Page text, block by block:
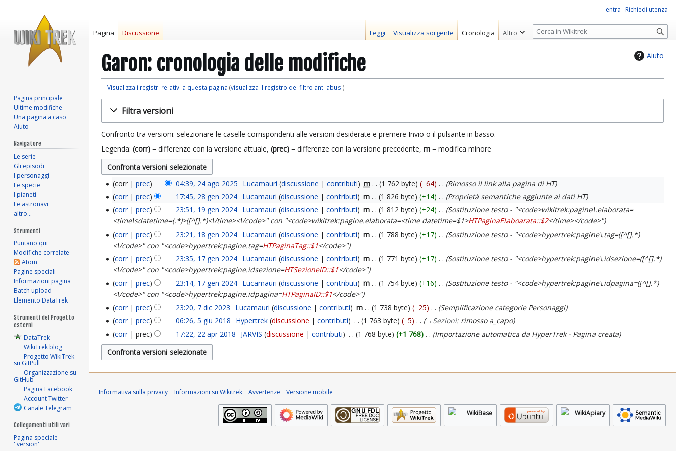
Aiuto
Garon: cronologia delle modifiche
Visualizza i registri relativi a questa pagina (visualizza il registro del filtro anti abusi)
navigazione
ricerca
Filtra versioni
Confronto tra versioni: selezionare le caselle corrispondenti alle versioni desiderate e premere Invio o il pulsante in basso.
Legenda: (corr) = differenze con la versione attuale, (prec) = differenze con la versione precedente, m = modifica minore
corr prec 04:39, 24 ago 2025 Lucamauri discussione contributi m 1 762 byte −64 Rimosso il link alla pagina di HT
corr prec 17:45, 28 gen 2024 Lucamauri discussione contributi m 1 826 byte +14 Proprietà semantiche aggiunte ai dati HT
4
corr prec 23:51, 19 gen 2024 Lucamauri discussione contributi m 1 812 byte +24
Sostituzione testo - "<code>wikitrek:pagine\.elaborata=
<time\sdatetime=(.*)>([^[].*)<\/time><\/code>" con "<code>wikitrek:pagine.elaborata=<time datetime=$1>HTPaginaElaboarata::$2</time></code>"
4
corr prec 23:21, 18 gen 2024 Lucamauri discussione contributi m 1 788 byte +17
Sostituzione testo - "<code>hypertrek:pagine\.tag=([^[].*)
<\/code>" con "<code>hypertrek:pagine.tag=HTPaginaTag::$1</code>"
2
0
4
corr prec 23:35, 17 gen 2024 Lucamauri discussione contributi m 1 771 byte +17
Sostituzione testo - "<code>hypertrek:pagine\.idsezione=([^[].*)
<\/code>" con "<code>hypertrek:pagine.idsezione=HTSezioneID::$1</code>"
corr
prec 23:14, 17 gen 2024 Lucamauri discussione contributi m 1 754 byte +16
Sostituzione testo - "<code>hypertrek:pagine\.idpagina=([^[].*)
<\/code>" con "<code>hypertrek:pagine.idpagina=HTPaginaID::$1</code>"
i
c
0
corr prec 23:20, 7 dic 2023 Lucamauri discussione contributi m 1 738 byte −25 Semplificazione categorie Personaggi
g
i
u
2
corr prec 06:26, 5 giu 2018 Hypertrek discussione contributi 1 763 byte −5 → Sezioni: rimosso a_capo
a
p
corr prec 17:22, 22 apr 2018 JARVIS discussione contributi 1 768 byte +1 768 Importazione automatica da HyperTrek - Pagina creata
entra Richiedi utenza
Pagina Discussione Leggi Visualizza sorgente Cronologia Altro
R
i
r
Pagina principale
Ultime modifiche
Una pagina a caso
Aiuto
Navigatore
Le serie
Gli episodi
I personaggi
Le specie
I pianeti
Le astronavi
altro…
Strumenti
Puntano qui
Modifiche correlate
Atom
Pagine speciali
Informazioni pagina
Batch upload
Elemento DataTrek
Strumenti del Progetto
esterni
DataTrek
WikiTrek blog
Progetto WikiTrek
su GitPull
Organizzazione su
GitHub
Pagina Facebook
Account Twitter
Canale Telegram
Collegamenti utili vari
Pagina speciale
''version''
Informativa sulla privacy Informazioni su Wikitrek Avvertenze Versione mobile